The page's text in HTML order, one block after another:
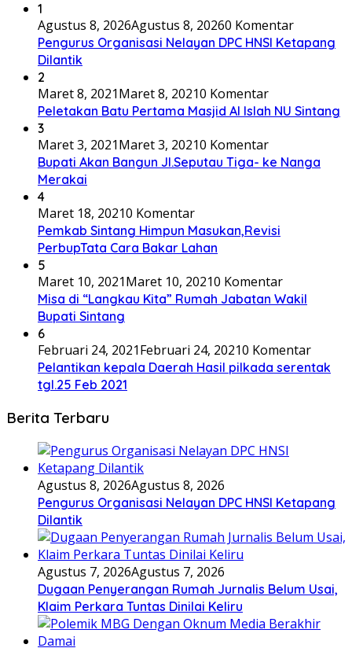
1
Agustus 8, 2026Agustus 8, 20260 Komentar
Pengurus Organisasi Nelayan DPC HNSI Ketapang
Dilantik
2
Maret 8, 2021Maret 8, 20210 Komentar
Peletakan Batu Pertama Masjid Al Islah NU Sintang
3
Maret 3, 2021Maret 3, 20210 Komentar
Bupati Akan Bangun Jl.Seputau Tiga- ke Nanga
Merakai
4
Maret 18, 20210 Komentar
Pemkab Sintang Himpun Masukan,Revisi
PerbupTata Cara Bakar Lahan
5
Maret 10, 2021Maret 10, 20210 Komentar
Misa di “Langkau Kita” Rumah Jabatan Wakil
Bupati Sintang
6
Februari 24, 2021Februari 24, 20210 Komentar
Pelantikan kepala Daerah Hasil pilkada serentak
tgl.25 Feb 2021
Berita Terbaru
Agustus 8, 2026Agustus 8, 2026
Pengurus Organisasi Nelayan DPC HNSI Ketapang
Dilantik
Agustus 7, 2026Agustus 7, 2026
Dugaan Penyerangan Rumah Jurnalis Belum Usai,
Klaim Perkara Tuntas Dinilai Keliru